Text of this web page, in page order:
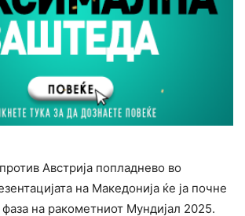
Австрија попладнево во
на Македонија ќе ја почне
фаза на ракометниот Мундијал 2025.